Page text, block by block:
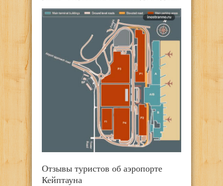
Отзывы туристов об аэропорте
Кейптауна